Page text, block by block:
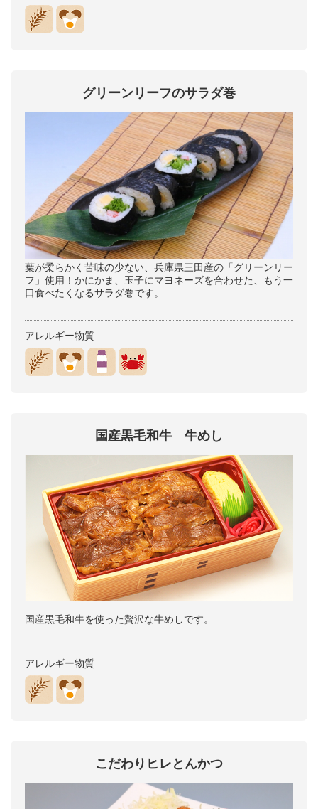
グリーンリーフのサラダ巻
葉が柔らかく苦味の少ない、兵庫県三田産の「グリーンリー
フ」使用！かにかま、玉子にマヨネーズを合わせた、もう一
口食べたくなるサラダ巻です。
アレルギー物質
国産黒毛和牛 牛めし
国産黒毛和牛を使った贅沢な牛めしです。
アレルギー物質
こだわりヒレとんかつ